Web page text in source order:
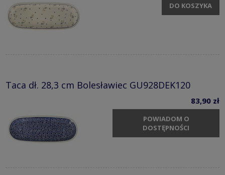
DO KOSZYKA
Taca dł. 28,3 cm Bolesławiec GU928DEK120
83,90 zł
POWIADOM O
DOSTĘPNOŚCI